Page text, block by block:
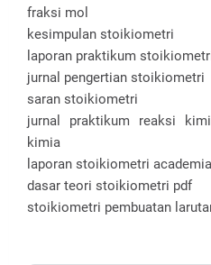
fraksi mol
kesimpulan stoikiometri
laporan praktikum
jurnal pengertian stoikiometri
saran stoikiometri
jurnal praktikum reaksi
kimia
laporan stoikiometri academia
dasar teori stoikiometri pdf
stoikiometri pembuatan